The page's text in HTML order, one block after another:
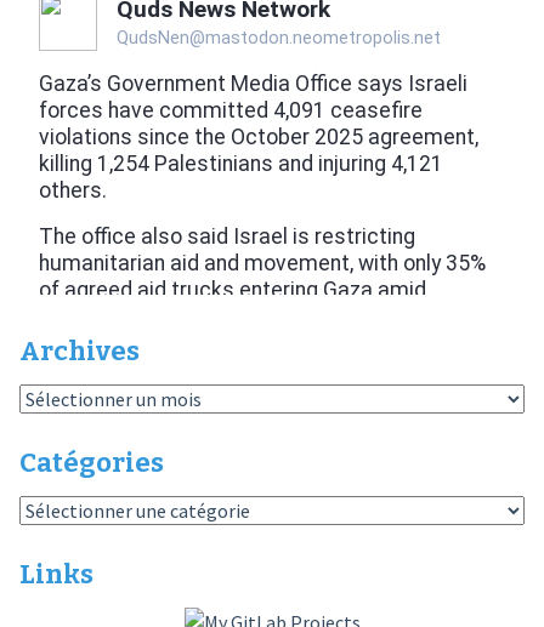
Archives
Archives
Catégories
Catégories
Links